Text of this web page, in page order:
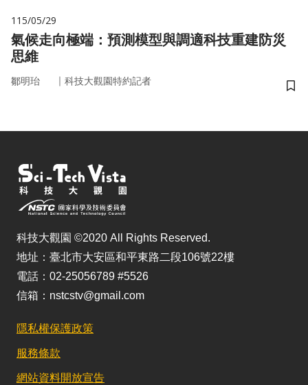
115/05/29
氣候走向極端：預測模型與調適科技重建防災
思維
鄒明珆 ｜ 科技大觀園特約記者
儲
科技大觀園 ©2020 All Rights Reserved.
地址：臺北市大安區和平東路二段106號22樓
電話：02-25056789 #5526
信箱：nstcstv@gmail.com
隱私權保護政策
服務條款
網站資料開放宣告